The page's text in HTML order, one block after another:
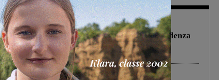
Figline Incisa Valdarno 1 Agosto 2026
Piscina di Figline finanziata oltre la scadenza
Pnrr, il gruppo di Fratelli d’Italia: “Un
ringraziamento al Governo”
Cronaca 3 Agosto 2026